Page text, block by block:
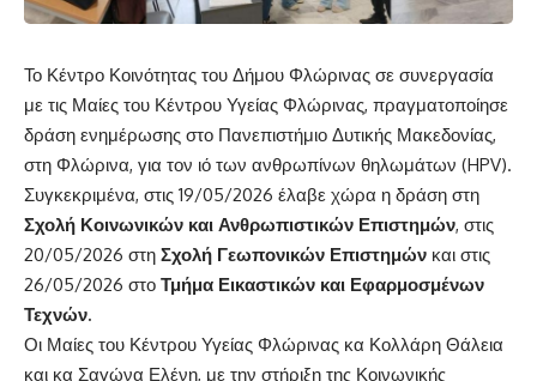
Το Κέντρο Κοινότητας του Δήμου Φλώρινας σε συνεργασία
με τις Μαίες του Κέντρου Υγείας Φλώρινας, πραγματοποίησε
δράση ενημέρωσης στο Πανεπιστήμιο Δυτικής Μακεδονίας,
στη Φλώρινα, για τον ιό των ανθρωπίνων θηλωμάτων (HPV).
Συγκεκριμένα, στις 19/05/2026 έλαβε χώρα η δράση στη
Σχολή Κοινωνικών και Ανθρωπιστικών Επιστημών, στις
20/05/2026 στη Σχολή Γεωπονικών Επιστημών και στις
26/05/2026 στο Τμήμα Εικαστικών και Εφαρμοσμένων
Τεχνών.
Οι Μαίες του Κέντρου Υγείας Φλώρινας κα Κολλάρη Θάλεια
και κα Σαγώνα Ελένη, με την στήριξη της Κοινωνικής